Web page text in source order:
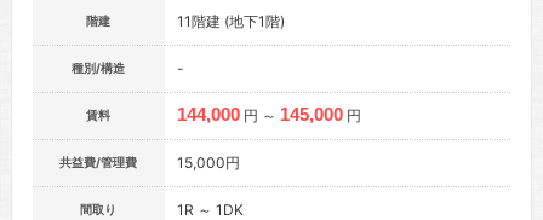
階建 11階建 (地下1階)
種別/構造 -
賃料 144,000 円 ～ 145,000 円
共益費/管理費 15,000円
間取り 1R ～ 1DK